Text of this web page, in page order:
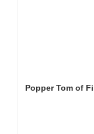
Popper Tom of